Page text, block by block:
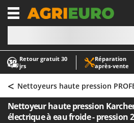
Retour gratuit 30
jrs
Réparation
après‑vente
-1
A
Abris de jardin
Accessoires pour tracteurs
Aérateurs Scarificateurs
Arracheuses de pommes
A
AgriEuro Premium
AgriEuro TOP-LINE
AGT
< Nettoyeurs haute pression
Nettoyeur haute pression
électrique à eau froide - pression